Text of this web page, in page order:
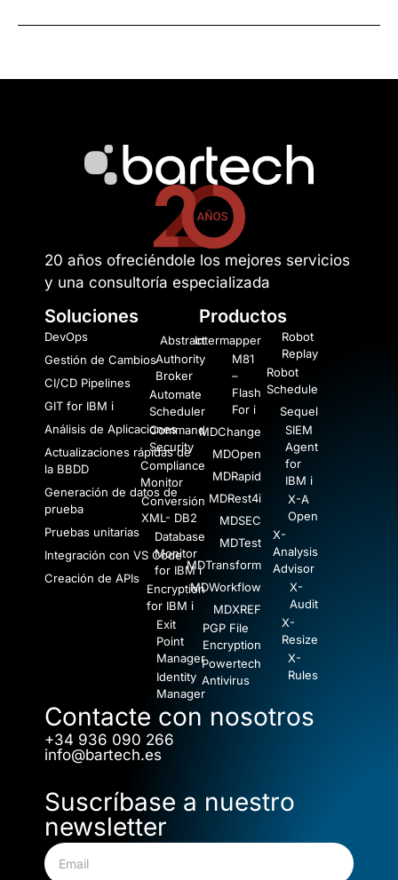
20 años ofreciéndole los mejores servicios
y una consultoría especializada
Soluciones
DevOps
Gestión de Cambios
CI/CD Pipelines
GIT for IBM i
Análisis de Aplicaciones
Actualizaciones rápidas de
la BBDD
Generación de datos de
prueba
Pruebas unitarias
Integración con VS Code
Creación de APIs
Productos
Abstract
Authority
Broker
Automate
Scheduler
Command
Security
Compliance
Monitor
Conversión
XML- DB2
Database
Monitor
for IBM i
Encryption
for IBM i
Exit
Point
Manager
Identity
Manager
Intermapper
M81
–
Flash
For i
MDChange
MDOpen
MDRapid
MDRest4i
MDSEC
MDTest
MDTransform
MDWorkflow
MDXREF
PGP File
Encryption
Powertech
Antivirus
Robot
Replay
Robot
Schedule
Sequel
SIEM
Agent
for
IBM i
X-A
Open
X-
Analysis
Advisor
X-
Audit
X-
Resize
X-
Rules
Contacte con nosotros
+34 936 090 266
info@bartech.es
Suscríbase a nuestro
newsletter